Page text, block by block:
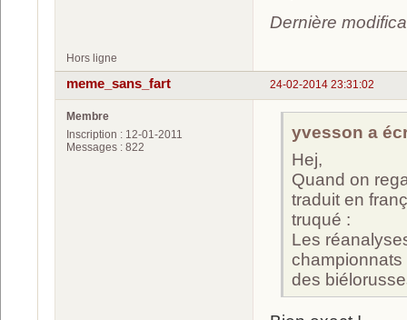
Dernière
Hors ligne
24-02-2014 23:31:02
meme_sans_fart
Membre
Inscription : 12-01-2011
Messages : 822
yvesson a
Hej,
Quand on
traduit en
truqué :
Les
championnats
des